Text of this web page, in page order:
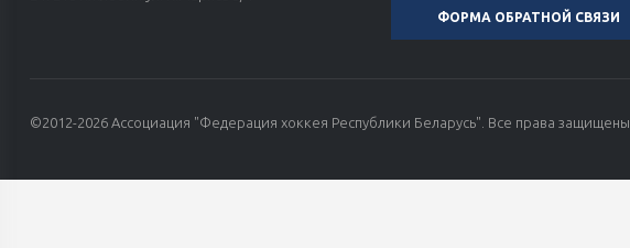
ФОРМА ОБРАТНОЙ СВЯЗИ
©2012-2026 Ассоциация "Федерация хоккея Республики Беларусь". Все права защищены.